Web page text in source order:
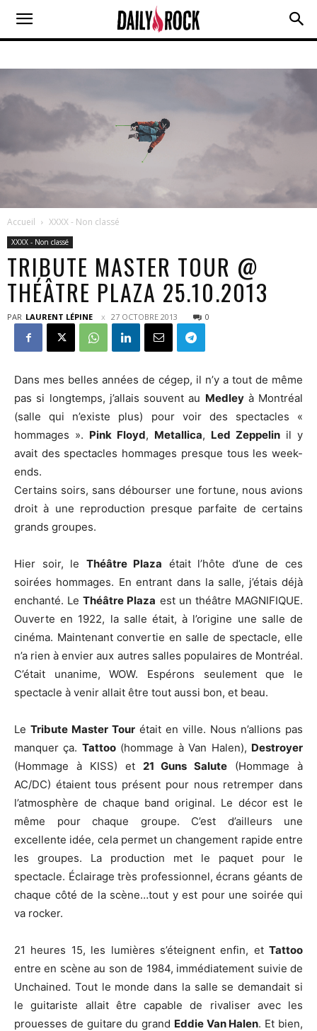
Accueil XXXX - Non classé
XXXX - Non classé
TRIBUTE MASTER TOUR @
THÉÂTRE PLAZA 25.10.2013
PAR LAURENT LÉPINE 27 OCTOBRE 2013 0
Dans mes belles années de cégep, il n’y a tout de même
pas si longtemps, j’allais souvent au Medleyà Montréal
(salle qui n’existe plus) pour voir des spectacles «
hommages ». Pink Floyd, Metallica, Led Zeppelin il y
avait des spectacles hommages presque tous les week-
ends.
Certains soirs, sans débourser une fortune, nous avions
droit à une reproduction presque parfaite de certains
grands groupes.
Hier soir, le Théâtre Plaza était l’hôte d’une de ces
soirées hommages. En entrant dans la salle, j’étais déjà
enchanté. LeThéâtre Plaza est un théâtre MAGNIFIQUE.
Ouverte en 1922, la salle était, à l’origine une salle de
cinéma. Maintenant convertie en salle de spectacle, elle
n’a rien à envier aux autres salles populaires de Montréal.
C’était unanime, WOW. Espérons seulement que le
spectacle à venir allait être tout aussi bon, et beau.
Le Tribute Master Tour était en ville. Nous n’allions pas
manquer ça. Tattoo(hommage à Van Halen), Destroyer
(Hommage à KISS) et 21 Guns Salute (Hommage à
AC/DC) étaient tous présent pour nous retremper dans
l’atmosphère de chaque band original. Le décor est le
même pour chaque groupe. C’est d’ailleurs une
excellente idée, cela permet un changement rapide entre
les groupes. La production met le paquet pour le
spectacle. Éclairage très professionnel, écrans géants de
chaque côté de la scène…tout y est pour une soirée qui
va rocker.
21 heures 15, les lumières s’éteignent enfin, et Tattoo
entre en scène au son de 1984, immédiatement suivie de
Unchained. Tout le monde dans la salle se demandait si
le guitariste allait être capable de rivaliser avec les
prouesses de guitare du grand Eddie Van Halen. Et bien,